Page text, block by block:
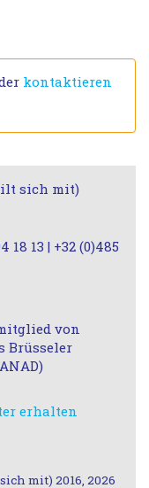
kontaktieren
sich mit)
18 13 | +32 (0)485
von
Brüsseler
erhalten
mit) 2016, 2026